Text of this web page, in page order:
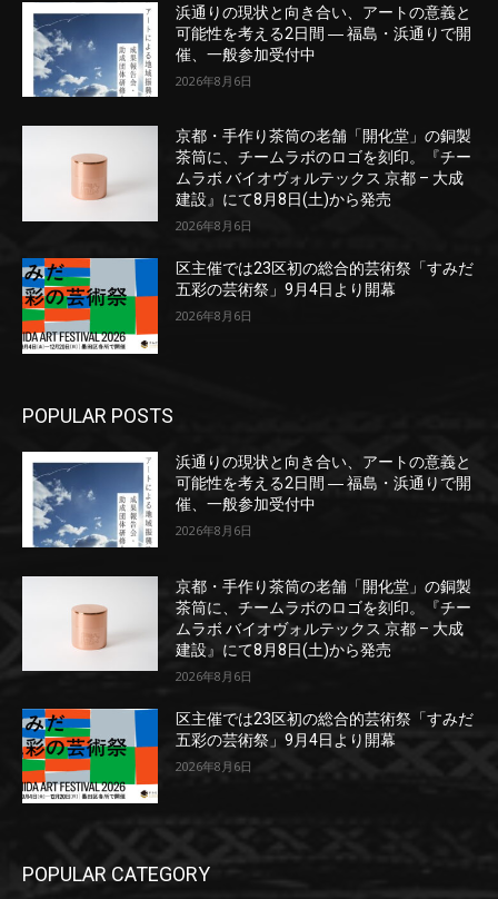
浜通りの現状と向き合い、アートの意義と
可能性を考える2日間 ― 福島・浜通りで開
催、一般参加受付中
2026年8月6日
京都・手作り茶筒の老舗「開化堂」の銅製
茶筒に、チームラボのロゴを刻印。『チー
ムラボ バイオヴォルテックス 京都 – 大成
建設』にて8月8日(土)から発売
2026年8月6日
区主催では23区初の総合的芸術祭「すみだ
五彩の芸術祭」9月4日より開幕
2026年8月6日
POPULAR POSTS
浜通りの現状と向き合い、アートの意義と
可能性を考える2日間 ― 福島・浜通りで開
催、一般参加受付中
2026年8月6日
京都・手作り茶筒の老舗「開化堂」の銅製
茶筒に、チームラボのロゴを刻印。『チー
ムラボ バイオヴォルテックス 京都 – 大成
建設』にて8月8日(土)から発売
2026年8月6日
区主催では23区初の総合的芸術祭「すみだ
五彩の芸術祭」9月4日より開幕
2026年8月6日
POPULAR CATEGORY